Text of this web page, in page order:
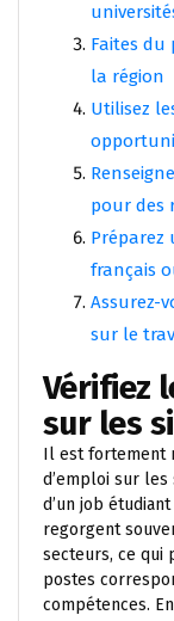
Faites du
la région
Utilisez
pour des
Préparez
français
Assurez-
sur le
Vérifiez
sur les
Il est fortement
d’emploi sur
d’un job
regorgent
secteurs, ce qui
postes
compétences.